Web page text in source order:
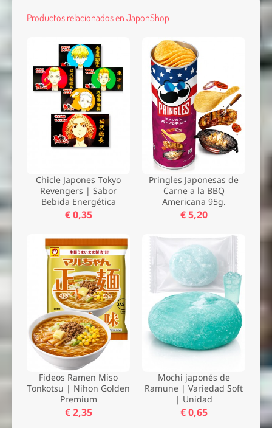
Productos relacionados en JaponShop
Chicle Japones Tokyo
Revengers | Sabor
Bebida Energética
€ 0,35
Pringles Japonesas de
Carne a la BBQ
Americana 95g.
€ 5,20
Fideos Ramen Miso
Tonkotsu | Nihon Golden
Premium
€ 2,35
Mochi japonés de
Ramune | Variedad Soft
| Unidad
€ 0,65
Enviar